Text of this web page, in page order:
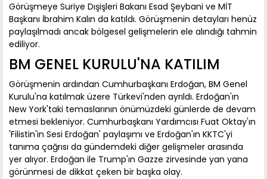
Görüşmeye Suriye Dışişleri Bakanı Esad Şeybani ve MİT
Başkanı İbrahim Kalın da katıldı. Görüşmenin detayları henüz
paylaşılmadı ancak bölgesel gelişmelerin ele alındığı tahmin
ediliyor.
BM GENEL KURULU'NA KATILIM
Görüşmenin ardından Cumhurbaşkanı Erdoğan, BM Genel
Kurulu'na katılmak üzere Türkevi'nden ayrıldı. Erdoğan'ın
New York'taki temaslarının önümüzdeki günlerde de devam
etmesi bekleniyor. Cumhurbaşkanı Yardımcısı Fuat Oktay'ın
'Filistin'in Sesi Erdoğan' paylaşımı ve Erdoğan'ın KKTC'yi
tanıma çağrısı da gündemdeki diğer gelişmeler arasında
yer alıyor. Erdoğan ile Trump'ın Gazze zirvesinde yan yana
görünmesi de dikkat çeken bir başka olay.